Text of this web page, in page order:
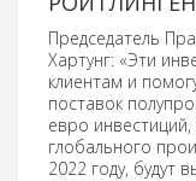
Председатель
Хартунг: «Эти
клиентам и
поставок
евро
глобального
2022 году, будут